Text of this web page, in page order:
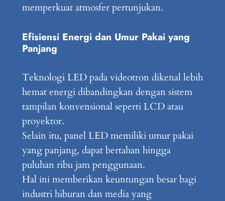
memperkuat atmosfer pertunjukan.
Efisiensi Energi dan Umur Pakai yang
Panjang
Teknologi LED pada videotron dikenal lebih
hemat energi dibandingkan dengan sistem
tampilan konvensional seperti LCD atau
proyektor.
Selain itu, panel LED memiliki umur pakai
yang panjang, dapat bertahan hingga
puluhan ribu jam penggunaan.
Hal ini memberikan keuntungan besar bagi
industri hiburan dan media yang